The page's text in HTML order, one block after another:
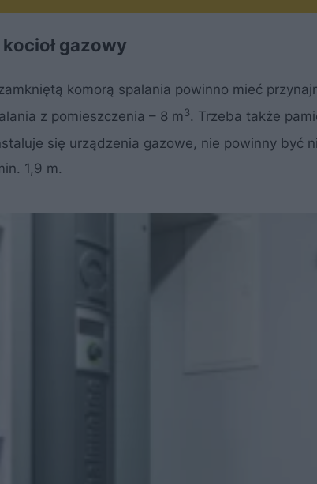
gazowy
komorą spalania powinno mieć
z pomieszczenia – 8 m3. Trzeba także
się urządzenia gazowe, nie powinny być
1,9 m.